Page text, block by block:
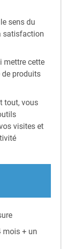
sens du
satisfaction
mettre cette
de produits
tout, vous
visites et
mois + un